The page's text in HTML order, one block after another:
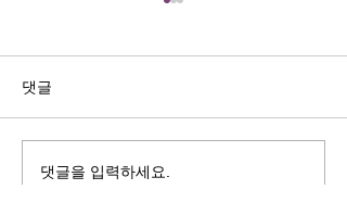
쓰러지는데는 이유가 있다 (사
댓글
댓글을 입력하세요.